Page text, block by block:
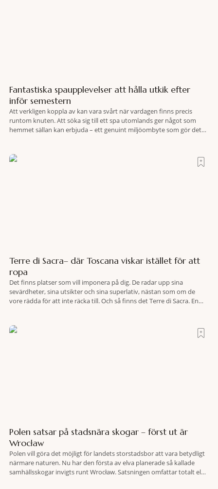
Fantastiska spaupplevelser att hålla utkik efter
inför semestern
Att verkligen koppla av kan vara svårt när vardagen finns precis
runtom knuten. Att söka sig till ett spa utomlands ger något som
hemmet sällan kan erbjuda – ett genuint miljöombyte som gör det
Terre di Sacra– där Toscana viskar istället för att
ropa
Det finns platser som vill imponera på dig. De radar upp sina
sevärdheter, sina utsikter och sina superlativ, nästan som om de
vore rädda för att inte räcka till. Och så finns det Terre di Sacra. En
Polen satsar på stadsnära skogar – först ut är
Wrocław
Polen vill göra det möjligt för landets storstadsbor att vara betydligt
närmare naturen. Nu har den första av elva planerade så kallade
samhällsskogar invigts runt Wrocław. Satsningen omfattar totalt elva